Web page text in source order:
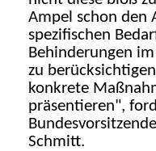
Ampel schon den
spezifischen
Behinderungen
zu
konkrete
präsentieren",
Schmitt.